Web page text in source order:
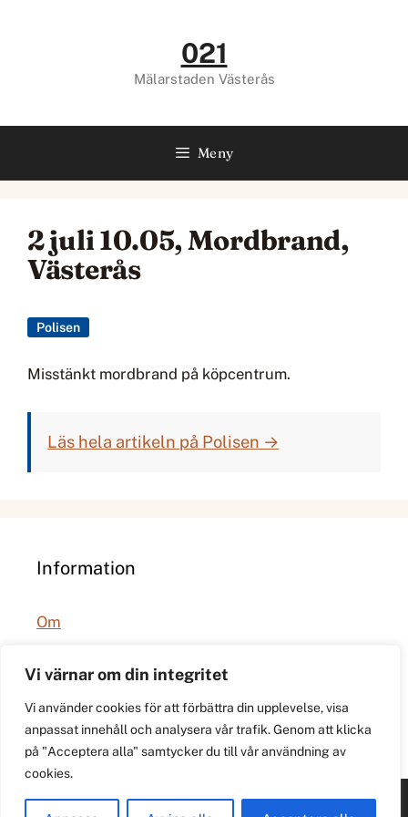
Vi värnar om din integritet
Vi använder cookies för att förbättra din upplevelse, visa
anpassat innehåll och analysera vår trafik. Genom att klicka
på "Acceptera alla" samtycker du till vår användning av
cookies.
021
Mälarstaden Västerås
Meny
2 juli 10.05, Mordbrand,
Västerås
Polisen
Misstänkt mordbrand på köpcentrum.
Läs hela artikeln på Polisen →
Information
Om